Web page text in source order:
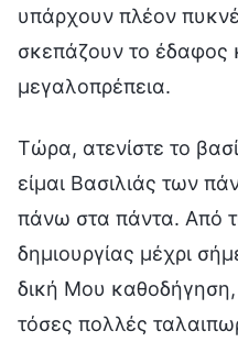
υπάρχουν πλέον
σκεπάζουν το έδαφος
μεγαλοπρέπεια.
Τώρα, ατενίστε το
είμαι Βασιλιάς των
πάνω στα πάντα. Από
δημιουργίας μέχρι
δική Μου
τόσες πολλές